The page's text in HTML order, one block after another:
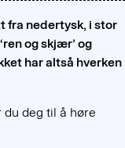
fra nedertysk, i stor
og skjær’ og
har altså hverken
deg til å høre